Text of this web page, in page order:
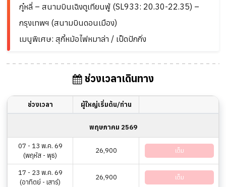
กู๋หลี่ – สนามบินเฉิงตูเทียนฟู่ (SL933: 20.30-22.35) –
กรุงเทพฯ (สนามบินดอนเมือง)
เมนูพิเศษ: สุกี้หม้อไฟหมาล่า / เป็ดปักกิ่ง
ช่วงเวลาเดินทาง
ช่วงเวลา ผู้ใหญ่เริ่มต้น/ท่าน
พฤษภาคม 2569
07 - 13 พ.ค. 69
(พฤหัส - พุธ)
26,900 เต็ม
17 - 23 พ.ค. 69
(อาทิตย์ - เสาร์)
26,900 เต็ม